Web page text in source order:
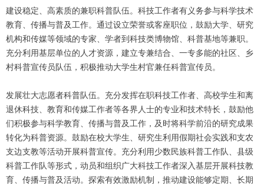
建设稳定、高素质的兼职科普队伍。科技工作者有义务参与科学技术
教育、传播与普及工作。通过设立荣誉或客座职位，鼓励大学、研究
机构和传媒等领域的专家、学者到科技类博物馆、科普基地等兼职。
充分利用基层单位的人才资源，建立专兼结合、一专多能的社区、乡
村科普宣传员队伍，积极推动大学生村官兼任科普宣传员。
发展壮大志愿者科普队伍。充分发挥在职科技工作者、高校学生和离
退休科技、教育和传媒工作者等各界人士的专业和技术特长，鼓励他
们积极参与科学教育、传播与普及工作，及时将科学前沿的研究成果
转化为科普资源。鼓励在校大学生、研究生利用假期社会实践和支农
支边支教等活动开展科普宣传。充分利用少数民族科普工作队、县级
科普工作队等形式，动员和组织广大科技工作者深入基层开展科技教
育、传播与普及活动。探索有效激励机制，推动建设能够定期、长期